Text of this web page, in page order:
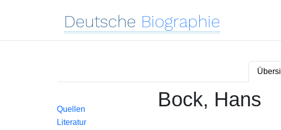
Deutsche Biographie
Quellen
Literatur
Bock, Hans